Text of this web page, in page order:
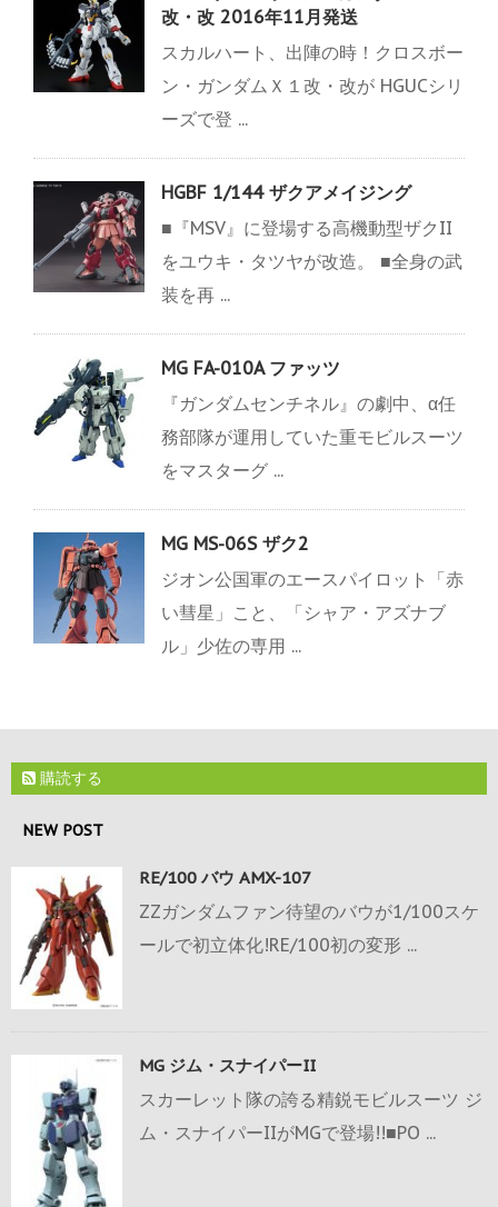
改・改 2016年11月発送
スカルハート、出陣の時！クロスボー
ン・ガンダムＸ１改・改が HGUCシリ
ーズで登 ...
HGBF 1/144 ザクアメイジング
■『MSV』に登場する高機動型ザクII
をユウキ・タツヤが改造。 ■全身の武
装を再 ...
MG FA-010A ファッツ
『ガンダムセンチネル』の劇中、α任
務部隊が運用していた重モビルスーツ
をマスターグ ...
MG MS-06S ザク2
ジオン公国軍のエースパイロット「赤
い彗星」こと、「シャア・アズナブ
ル」少佐の専用 ...
購読する
NEW POST
RE/100 バウ AMX-107
ZZガンダムファン待望のバウが1/100スケ
ールで初立体化!RE/100初の変形 ...
MG ジム・スナイパーII
スカーレット隊の誇る精鋭モビルスーツ ジ
ム・スナイパーIIがMGで登場!!■PO ...